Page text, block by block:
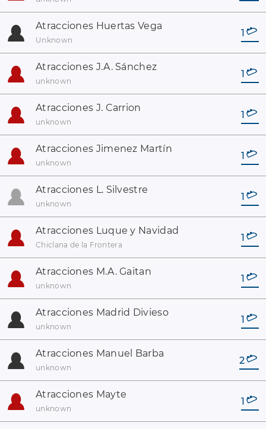
Atracciones Huertas Vega
Unknown
1
Atracciones J.A. Sánchez
unknown
1
Atracciones J. Carrion
unknown
1
Atracciones Jimenez Martín
unknown
1
Atracciones L. Silvestre
unknown
1
Atracciones Luque y Navidad
Chiclana de la Frontera
1
Atracciones M.A. Gaitan
unknown
1
Atracciones Madrid Divieso
unknown
1
Atracciones Manuel Barba
unknown
2
Atracciones Mayte
unknown
1